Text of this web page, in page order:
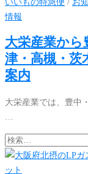
情報
大栄産業から
津・高槻・
案内
大栄産業では、豊中
検
索: